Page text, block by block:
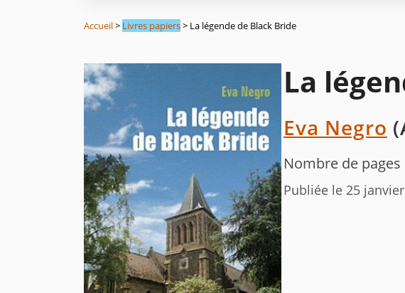
Accueil> Livres papiers> La légende de Black Bride
La
Eva Negro
Nombre de pages
Publiée le 25